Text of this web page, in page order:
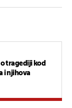
tragediji kod
i njihova